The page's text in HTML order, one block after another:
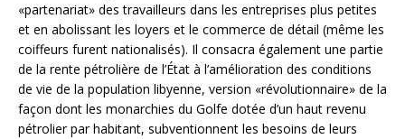
«partenariat» des travailleurs dans les entreprises plus petites
et en abolissant les loyers et le commerce de détail (même les
coiffeurs furent nationalisés). Il consacra également une partie
de la rente pétrolière de l’État à l’amélioration des conditions
de vie de la population libyenne, version «révolutionnaire» de la
façon dont les monarchies du Golfe dotée d’un haut revenu
pétrolier par habitant, subventionnent les besoins de leurs